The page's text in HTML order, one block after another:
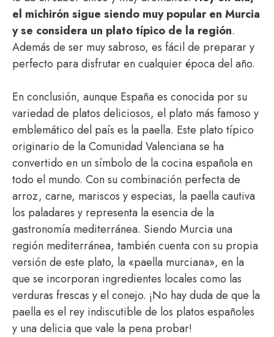
el michirón sigue siendo muy popular en Murcia
y se considera un plato típico de la región.
Además de ser muy sabroso, es fácil de preparar y
perfecto para disfrutar en cualquier época del año.
En conclusión, aunque España es conocida por su
variedad de platos deliciosos, el plato más famoso y
emblemático del país es la paella. Este plato típico
originario de la Comunidad Valenciana se ha
convertido en un símbolo de la cocina española en
todo el mundo. Con su combinación perfecta de
arroz, carne, mariscos y especias, la paella cautiva
los paladares y representa la esencia de la
gastronomía mediterránea. Siendo Murcia una
región mediterránea, también cuenta con su propia
versión de este plato, la «paella murciana», en la
que se incorporan ingredientes locales como las
verduras frescas y el conejo. ¡No hay duda de que la
paella es el rey indiscutible de los platos españoles
y una delicia que vale la pena probar!